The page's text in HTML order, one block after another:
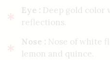
Eye : Deep gold
reflections.
Nose : Nose of white
lemon and quince.